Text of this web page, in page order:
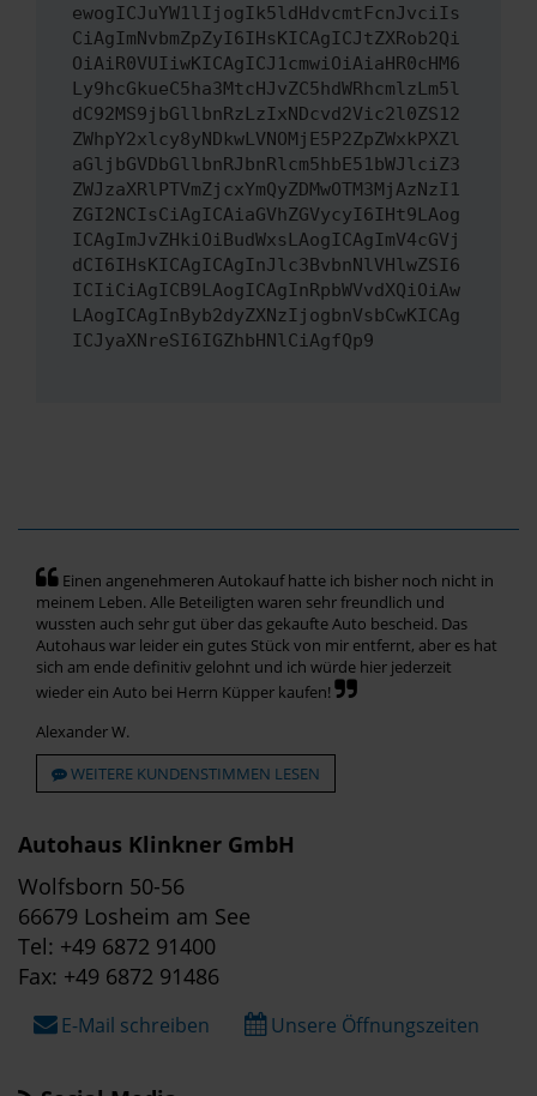
ewogICJuYW1lIjogIk5ldHdvcmtFcnJvciIs
CiAgImNvbmZpZyI6IHsKICAgICJtZXRob2Qi
OiAiR0VUIiwKICAgICJ1cmwiOiAiaHR0cHM6
Ly9hcGkueC5ha3MtcHJvZC5hdWRhcmlzLm5l
dC92MS9jbGllbnRzLzIxNDcvd2Vic2l0ZS12
ZWhpY2xlcy8yNDkwLVNOMjE5P2ZpZWxkPXZl
aGljbGVDbGllbnRJbnRlcm5hbE51bWJlciZ3
ZWJzaXRlPTVmZjcxYmQyZDMwOTM3MjAzNzI1
ZGI2NCIsCiAgICAiaGVhZGVycyI6IHt9LAog
ICAgImJvZHkiOiBudWxsLAogICAgImV4cGVj
dCI6IHsKICAgICAgInJlc3BvbnNlVHlwZSI6
ICIiCiAgICB9LAogICAgInRpbWVvdXQiOiAw
LAogICAgInByb2dyZXNzIjogbnVsbCwKICAg
ICJyaXNreSI6IGZhbHNlCiAgfQp9
Einen angenehmeren Autokauf hatte ich bisher noch nicht in
meinem Leben. Alle Beteiligten waren sehr freundlich und
wussten auch sehr gut über das gekaufte Auto bescheid. Das
Autohaus war leider ein gutes Stück von mir entfernt, aber es hat
sich am ende definitiv gelohnt und ich würde hier jederzeit
wieder ein Auto bei Herrn Küpper kaufen!
Alexander W.
WEITERE KUNDENSTIMMEN LESEN
Autohaus Klinkner GmbH
Wolfsborn 50-56
66679 Losheim am See
Tel: +49 6872 91400
Fax: +49 6872 91486
E-Mail schreiben Unsere Öffnungszeiten